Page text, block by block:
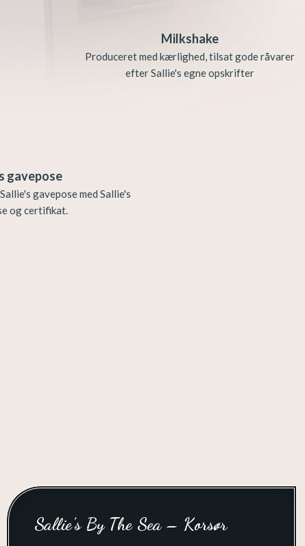
Milkshake
Produceret med kærlighed, tilsat gode råvarer
efter Sallie's egne opskrifter
gavepose
gavepose med Sallie's
og certifikat.
Sallie’s By The Sea – Korsør